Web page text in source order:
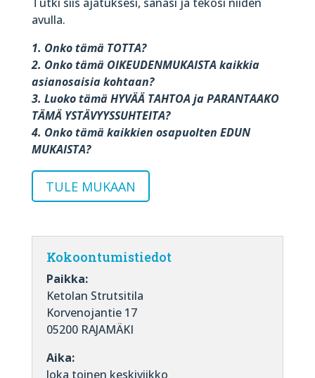
avulla.
1. Onko tämä TOTTA?
2. Onko tämä OIKEUDENMUKAISTA kaikkia
asianosaisia kohtaan?
3. Luoko tämä HYVÄÄ TAHTOA ja PARANTAAKO
TÄMÄ YSTÄVYYSSUHTEITA?
4. Onko tämä kaikkien osapuolten EDUN
MUKAISTA?
TULE MUKAAN
Kokoontumistiedot
Paikka:
Ketolan Strutsitila
Korvenojantie 17
05200 RAJAMÄKI
Aika:
Joka toinen keskiviikko